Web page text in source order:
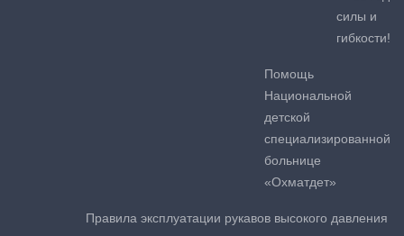
силы и
гибкости!
Помощь
Национальной
детской
специализированной
больнице
«Охматдет»
Правила эксплуатации рукавов высокого давления